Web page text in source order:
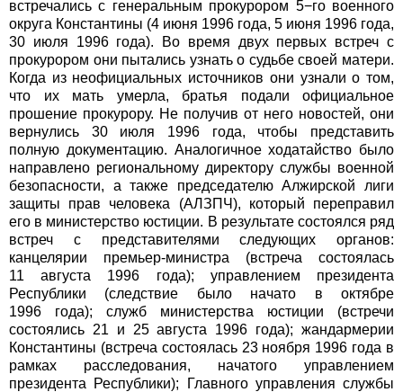
встречались с генеральным прокурором 5−го военного
округа Константины (4 июня 1996 года, 5 июня 1996 года,
30 июля 1996 года). Во время двух первых встреч с
прокурором они пытались узнать о судьбе своей матери.
Когда из неофициальных источников они узнали о том,
что их мать умерла, братья подали официальное
прошение прокурору. Не получив от него новостей, они
вернулись 30 июля 1996 года, чтобы представить
полную документацию. Аналогичное ходатайство было
направлено региональному директору службы военной
безопасности, а также председателю Алжирской лиги
защиты прав человека (АЛЗПЧ), который переправил
его в министерство юстиции. В результате состоялся ряд
встреч с представителями следующих органов:
канцелярии премьер-министра (встреча состоялась
11 августа 1996 года); управлением президента
Республики (следствие было начато в октябре
1996 года); служб министерства юстиции (встречи
состоялись 21 и 25 августа 1996 года); жандармерии
Константины (встреча состоялась 23 ноября 1996 года в
рамках расследования, начатого управлением
президента Республики); Главного управления службы